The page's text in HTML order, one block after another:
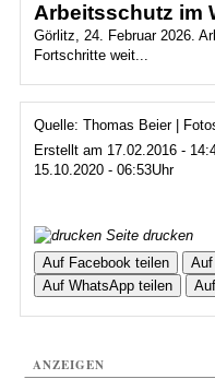
Arbeitsschutz im
Görlitz, 24. Februar 2026.
Fortschritte weit...
Quelle: Thomas Beier |
Erstellt am 17.02.2016 -
15.10.2020 - 06:53Uhr
Seite drucken
Auf Facebook teilen
Auf WhatsApp teilen
ANZEIGEN